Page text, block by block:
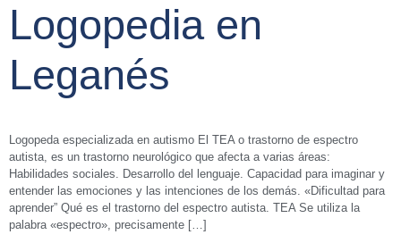
Logopedia en
Leganés
Logopeda especializada en autismo El TEA o trastorno de espectro
autista, es un trastorno neurológico que afecta a varias áreas:
Habilidades sociales. Desarrollo del lenguaje. Capacidad para imaginar y
entender las emociones y las intenciones de los demás. «Dificultad para
aprender” Qué es el trastorno del espectro autista. TEA Se utiliza la
palabra «espectro», precisamente […]